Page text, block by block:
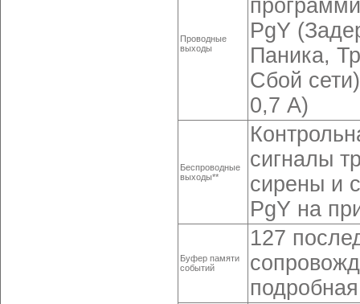
Проводные
выходы
PgY
Паника,
Сбой
0,7 А)
Беспроводные
выходы**
сигналы
сирены и
PgY на
Буфер памяти
событий
127